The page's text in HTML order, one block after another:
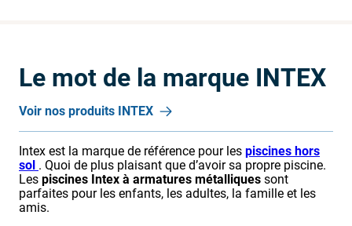
Le mot de la marque INTEX
Voir nos produits INTEX
Intex est la marque de référence pour les piscines hors
sol . Quoi de plus plaisant que d’avoir sa propre piscine.
Les piscines Intex à armatures métalliques sont
parfaites pour les enfants, les adultes, la famille et les
amis.